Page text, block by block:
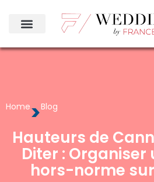
Home>Blog
Hauteurs de
Diter :
hors-norme sur